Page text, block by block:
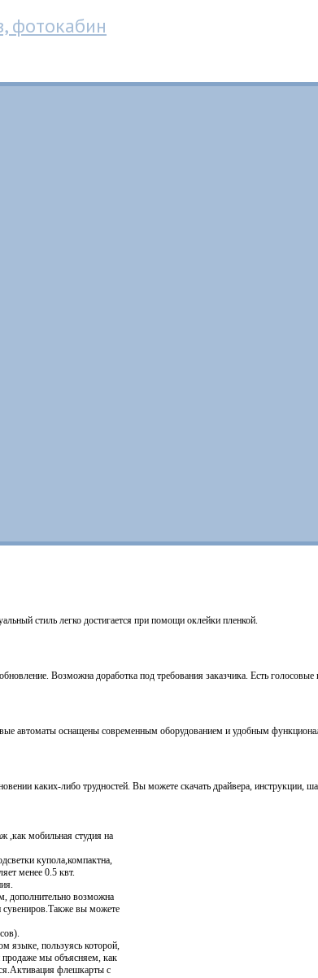
фотокабин
стиль легко достигается при помощи оклейки пленкой.
Возможна доработка под требования заказчика. Есть голосовые
автоматы оснащены современным оборудованием и удобным
каких-либо трудностей. Вы можете скачать драйвера, инструкции,
,как мобильная студия на
купола,компактна,
менее 0.5 квт.
дополнительно возможна
вы можете
языке, пользуясь которой,
продаже мы объясняем, как
флешкарты с